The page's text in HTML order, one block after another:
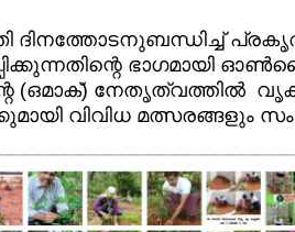
ദിനത്തോടനുബന്ധിച്ച്
ഭാഗമായി
(ഒമാക്) നേതൃത്വത്തിൽ
വിവിധ മത്സരങ്ങളും